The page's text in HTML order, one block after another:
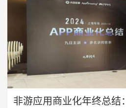
非游应用商业化年终总结